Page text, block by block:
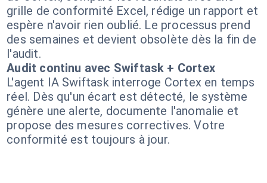
grille de conformité Excel, rédige un rapport et
espère n'avoir rien oublié. Le processus prend
des semaines et devient obsolète dès la fin de
l'audit.
Audit continu avec Swiftask + Cortex
L'agent IA Swiftask interroge Cortex en temps
réel. Dès qu'un écart est détecté, le système
génère une alerte, documente l'anomalie et
propose des mesures correctives. Votre
conformité est toujours à jour.